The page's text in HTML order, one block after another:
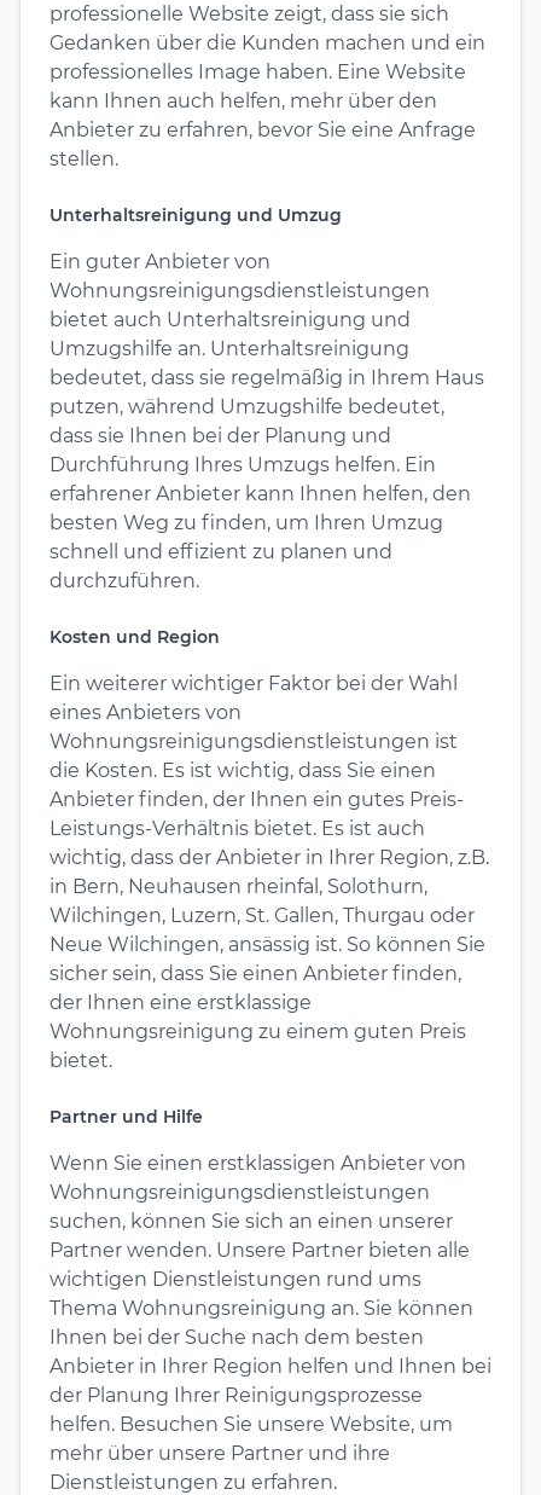
professionelle Website zeigt, dass sie sich
Gedanken über die Kunden machen und ein
professionelles Image haben. Eine Website
kann Ihnen auch helfen, mehr über den
Anbieter zu erfahren, bevor Sie eine Anfrage
stellen.
Unterhaltsreinigung und Umzug
Ein guter Anbieter von
Wohnungsreinigungsdienstleistungen
bietet auch Unterhaltsreinigung und
Umzugshilfe an. Unterhaltsreinigung
bedeutet, dass sie regelmäßig in Ihrem Haus
putzen, während Umzugshilfe bedeutet,
dass sie Ihnen bei der Planung und
Durchführung Ihres Umzugs helfen. Ein
erfahrener Anbieter kann Ihnen helfen, den
besten Weg zu finden, um Ihren Umzug
schnell und effizient zu planen und
durchzuführen.
Kosten und Region
Ein weiterer wichtiger Faktor bei der Wahl
eines Anbieters von
Wohnungsreinigungsdienstleistungen ist
die Kosten. Es ist wichtig, dass Sie einen
Anbieter finden, der Ihnen ein gutes Preis-
Leistungs-Verhältnis bietet. Es ist auch
wichtig, dass der Anbieter in Ihrer Region, z.B.
in Bern, Neuhausen rheinfal, Solothurn,
Wilchingen, Luzern, St. Gallen, Thurgau oder
Neue Wilchingen, ansässig ist. So können Sie
sicher sein, dass Sie einen Anbieter finden,
der Ihnen eine erstklassige
Wohnungsreinigung zu einem guten Preis
bietet.
Partner und Hilfe
Wenn Sie einen erstklassigen Anbieter von
Wohnungsreinigungsdienstleistungen
suchen, können Sie sich an einen unserer
Partner wenden. Unsere Partner bieten alle
wichtigen Dienstleistungen rund ums
Thema Wohnungsreinigung an. Sie können
Ihnen bei der Suche nach dem besten
Anbieter in Ihrer Region helfen und Ihnen bei
der Planung Ihrer Reinigungsprozesse
helfen. Besuchen Sie unsere Website, um
mehr über unsere Partner und ihre
Dienstleistungen zu erfahren.